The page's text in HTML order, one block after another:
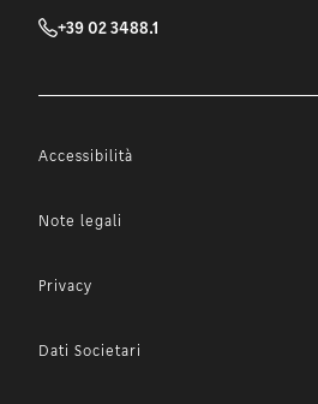
+39 02 3488.1
Accessibilità
Note legali
Privacy
Dati Societari